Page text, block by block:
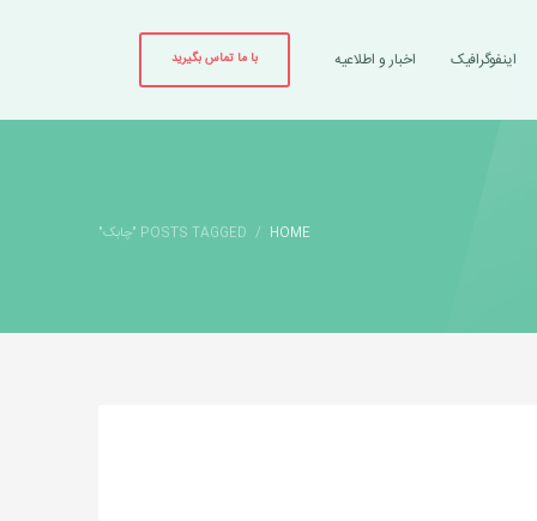
اینفوگرافیک اخبار و اطلاعیه با ما تماس بگیرید
HOME POSTS TAGGED "چابک"